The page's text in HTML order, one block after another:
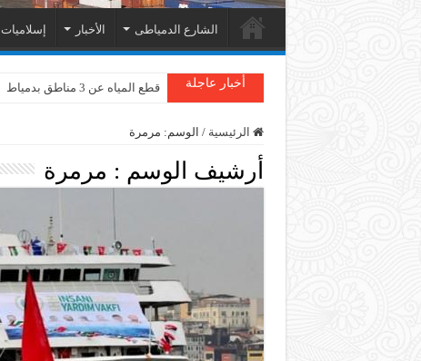
الشارع الدمياطى الأخبار إسلاميات
أخبار عاجلة قطع المياه عن 3 مناطق بدمياط
الرئيسية / الوسم: مرمرة
أرشيف الوسم : مرمرة